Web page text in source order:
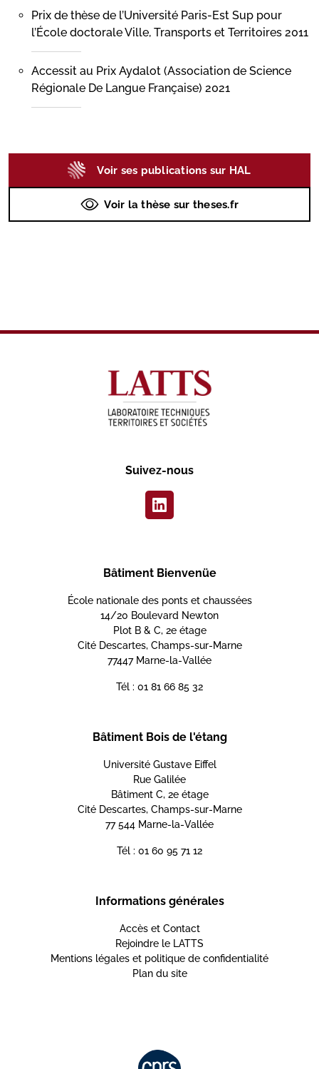
Prix de thèse de l’Université Paris-Est Sup pour
l’École doctorale Ville, Transports et Territoires 2011
Accessit au Prix Aydalot (Association de Science
Régionale De Langue Française) 2021
Voir ses publications sur HAL
Voir la thèse sur theses.fr
Suivez-nous
Bâtiment Bienvenüe
École nationale des ponts et chaussées
14/20 Boulevard Newton
Plot B & C, 2e étage
Cité Descartes, Champs-sur-Marne
77447 Marne-la-Vallée
Tél : 01 81 66 85 32
Bâtiment Bois de l'étang
Université Gustave Eiffel
Rue Galilée
Bâtiment C, 2e étage
Cité Descartes, Champs-sur-Marne
77 544 Marne-la-Vallée
Tél : 01 60 95 71 12
Informations générales
Accès et Contact
Rejoindre le LATTS
Mentions légales et politique de confidentialité
Plan du site